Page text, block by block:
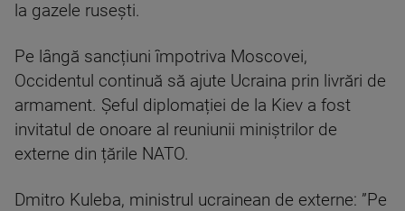
la gazele rusești.
Pe lângă sancțiuni împotriva Moscovei,
Occidentul continuă să ajute Ucraina prin livrări de
armament. Șeful diplomației de la Kiev a fost
invitatul de onoare al reuniunii miniștrilor de
externe din țările NATO.
Dmitro Kuleba, ministrul ucrainean de externe: ”Pe